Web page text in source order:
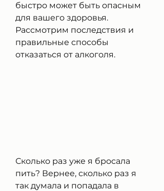
быстро может быть опасным
для вашего здоровья.
Рассмотрим последствия и
правильные способы
отказаться от алкоголя.
Сколько раз уже я бросала
пить? Вернее, сколько раз я
так думала и попадала в